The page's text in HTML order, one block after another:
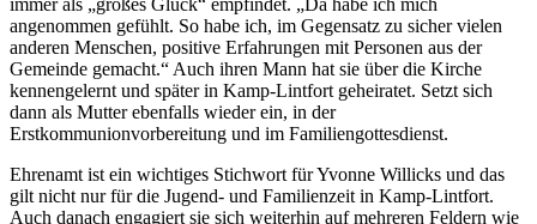
angenommen gefühlt. So habe ich, im Gegensatz zu sicher vielen
anderen Menschen, positive Erfahrungen mit Personen aus der
Gemeinde gemacht.“ Auch ihren Mann hat sie über die Kirche
kennengelernt und später in Kamp-Lintfort geheiratet. Setzt sich
dann als Mutter ebenfalls wieder ein, in der
Erstkommunionvorbereitung und im Familiengottesdienst.
Ehrenamt ist ein wichtiges Stichwort für Yvonne Willicks und das
gilt nicht nur für die Jugend- und Familienzeit in Kamp-Lintfort.
Auch danach engagiert sie sich weiterhin auf mehreren Feldern wie